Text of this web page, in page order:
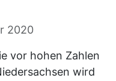
2020
vor hohen Zahlen
wird